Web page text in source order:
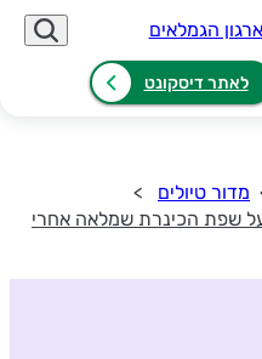
לאתר דיסקונט
מדור טיולים
על שפת הכינרת שמלאה אחרי